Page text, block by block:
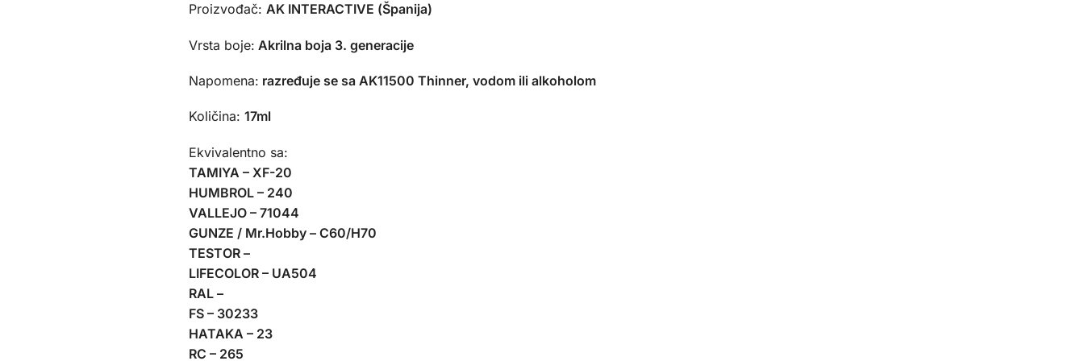
Proizvođač: AK INTERACTIVE (Španija)
Vrsta boje: Akrilna boja 3. generacije
Napomena: razređuje se sa AK11500 Thinner, vodom ili alkoholom
Količina: 17ml
Ekvivalentno sa:
TAMIYA – XF-20
HUMBROL – 240
VALLEJO – 71044
GUNZE / Mr.Hobby – C60/H70
TESTOR –
LIFECOLOR – UA504
RAL –
FS – 30233
HATAKA – 23
RC – 265